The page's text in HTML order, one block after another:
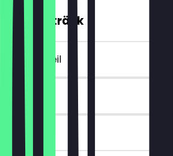
2für1 Getränk
~6 € Vorteil
14 Tage
vor Ort